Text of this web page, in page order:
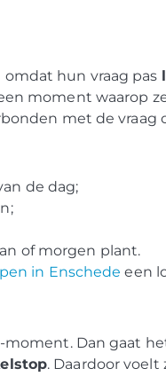
hun vraag pas
moment waarop
met de
de dag;
of morgen plant.
in Enschede een
Dan gaat
. Daardoor